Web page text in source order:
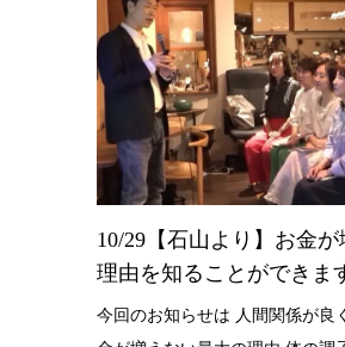
10/29【石山より】お金
理由を知ることができま
今回のお知らせは 人間関係が良